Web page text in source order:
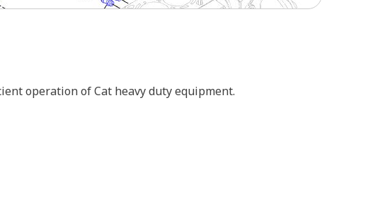
operation of Cat heavy duty equipment.